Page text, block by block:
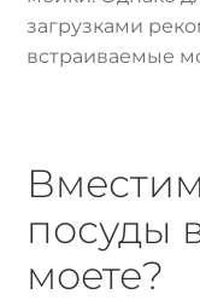
загрузками
встраиваемые
посуды
моете?